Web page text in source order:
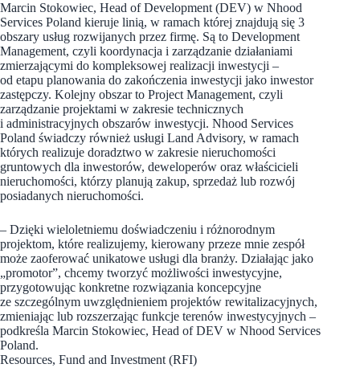
Marcin Stokowiec, Head of Development (DEV) w Nhood
Services Poland kieruje linią, w ramach której znajdują się 3
obszary usług rozwijanych przez firmę. Są to Development
Management, czyli koordynacja i zarządzanie działaniami
zmierzającymi do kompleksowej realizacji inwestycji –
od etapu planowania do zakończenia inwestycji jako inwestor
zastępczy. Kolejny obszar to Project Management, czyli
zarządzanie projektami w zakresie technicznych
i administracyjnych obszarów inwestycji. Nhood Services
Poland świadczy również usługi Land Advisory, w ramach
których realizuje doradztwo w zakresie nieruchomości
gruntowych dla inwestorów, deweloperów oraz właścicieli
nieruchomości, którzy planują zakup, sprzedaż lub rozwój
posiadanych nieruchomości.
– Dzięki wieloletniemu doświadczeniu i różnorodnym
projektom, które realizujemy, kierowany przeze mnie zespół
może zaoferować unikatowe usługi dla branży. Działając jako
„promotor”, chcemy tworzyć możliwości inwestycyjne,
przygotowując konkretne rozwiązania koncepcyjne
ze szczególnym uwzględnieniem projektów rewitalizacyjnych,
zmieniając lub rozszerzając funkcje terenów inwestycyjnych –
podkreśla Marcin Stokowiec, Head of DEV w Nhood Services
Poland.
Resources, Fund and Investment (RFI)